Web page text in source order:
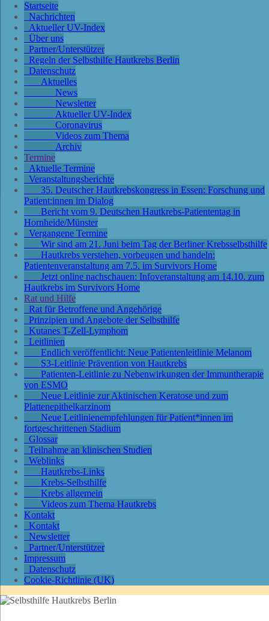
Startseite
Nachrichten
Aktueller UV-Index
Über uns
Partner/Unterstützer
Regeln der Selbsthilfe Hautkrebs Berlin
Datenschutz
Aktuelles
News
Newsletter
Aktueller UV-Index
Coronavirus
Videos zum Thema
Archiv
Termine
Aktuelle Termine
Veranstaltungsberichte
35. Deutscher Hautkrebskongress in Essen: Forschung und
Patient:innen im Dialog
Bericht vom 9. Deutschen Hautkrebs-Patiententag in
Hornheide/Münster
Vergangene Termine
Wir sind am 21. Juni beim Tag der Berliner Krebsselbsthilfe
Hautkrebs verstehen, vorbeugen und handeln:
Patientenveranstaltung am 7.5. im Survivors Home
Jetzt online nachschauen: Infoveranstaltung am 14.10. zum
Hautkrebs im Survivors Home
Rat und Hilfe
Rat für Betroffene und Angehörige
Prinzipien und Angebote der Selbsthilfe
Kutanes T-Zell-Lymphom
Leitlinien
Endlich veröffentlicht: Neue Patientenleitlinie Melanom
S3-Leitlinie Prävention von Hautkrebs
Patienten-Leitlinie zu Nebenwirkungen der Immuntherapie
von ESMO
Neue Leitlinie zur Aktinischen Keratose und zum
Plattenepithelkarzinom
Neue Leitlinienempfehlungen für Patient*innen im
fortgeschrittenen Stadium
Glossar
Teilnahme an klinischen Studien
Weblinks
Hautkrebs-Links
Krebs-Selbsthilfe
Krebs allgemein
Videos zum Thema Hautkrebs
Kontakt
Kontakt
Newsletter
Partner/Unterstützer
Impressum
Datenschutz
Cookie-Richtlinie (UK)